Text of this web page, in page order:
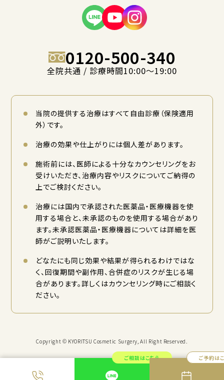
ご相談はこちら ご予約は
0120-500-340
全院共通 / 診療時間10:00〜19:00
当院の提供する治療はすべて自由診療（保険適用
外）です。
治療の効果や仕上がりには個人差があります。
施術前には、医師による十分なカウンセリングをお
受けいただき、治療内容やリスクについてご納得の
上でご検討ください。
治療には国内で承認された医薬品・医療機器を使
用する場合と、未承認のものを使用する場合があり
ます。未承認医薬品・医療機器については詳細を医
師がご説明いたします。
どなたにも同じ効果や結果が得られるわけではな
く、回復期間や副作用、合併症のリスクが生じる場
合があります。詳しくはカウンセリング時にご相談く
ださい。
Copyright © KYORITSU Cosmetic Surgery, All Right Reserved.